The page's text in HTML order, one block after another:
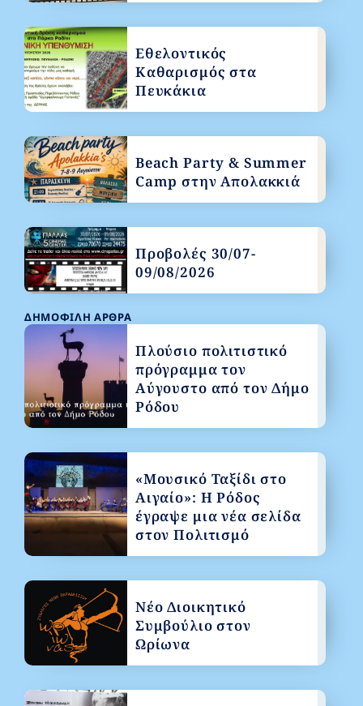
ΔΗΜΟΦΙΛΉ ΆΡΘΡΑ
Πλούσιο πολιτιστικό
πρόγραμμα τον
Αύγουστο από τον Δήμο
Ρόδου
«Μουσικό Ταξίδι στο
Αιγαίο»: Η Ρόδος
έγραψε μια νέα σελίδα
στον Πολιτισμό
Νέο Διοικητικό
Συμβούλιο στον
Ωρίωνα
Εθελοντικός
Καθαρισμός στα
Πευκάκια
Beach Party & Summer
Camp στην Απολακκιά
Προβολές 30/07-
09/08/2026